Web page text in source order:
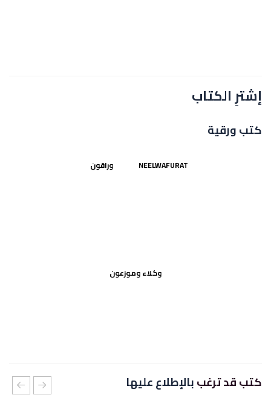
إشترِ الكتاب
كتب ورقية
NEELWAFURAT وراقون
وكلاء وموزعون
كتب قد ترغببالإطلاع عليها